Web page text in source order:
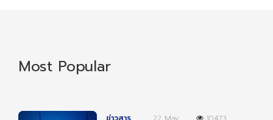
Most Popular